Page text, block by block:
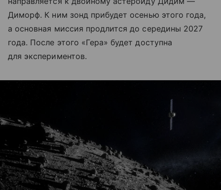
Диморф. К ним зонд прибудет осенью этого года,
а основная миссия продлится до середины 2027
года. После этого «Гера» будет доступна
для экспериментов.